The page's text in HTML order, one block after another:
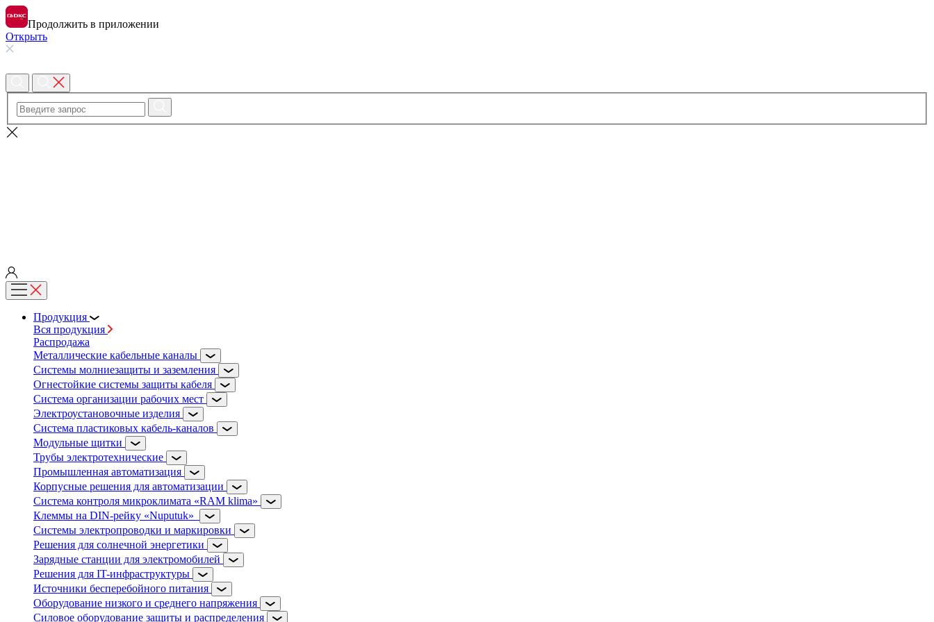
Продолжить в приложении
Открыть
Продукция
Вся продукция
Распродажа
Металлические кабельные каналы
Системы молниезащиты и заземления
Огнестойкие системы защиты кабеля
Система организации рабочих мест
Электроустановочные изделия
Система пластиковых кабель-каналов
Модульные щитки
Трубы электротехнические
Промышленная автоматизация
Корпусные решения для автоматизации
Система контроля микроклимата «RAM klima»
Клеммы на DIN-рейку «Nuputuk»
Системы электропроводки и маркировки
Решения для солнечной энергетики
Зарядные станции для электромобилей
Решения для IT-инфраструктуры
Источники бесперебойного питания
Оборудование низкого и среднего напряжения
Силовое оборудование защиты и распределения